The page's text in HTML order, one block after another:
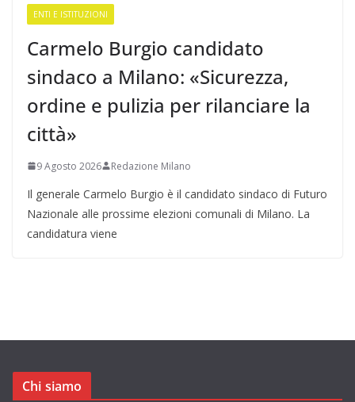
ENTI E ISTITUZIONI
Carmelo Burgio candidato
sindaco a Milano: «Sicurezza,
ordine e pulizia per rilanciare la
città»
9 Agosto 2026 Redazione Milano
Il generale Carmelo Burgio è il candidato sindaco di Futuro
Nazionale alle prossime elezioni comunali di Milano. La
candidatura viene
Chi siamo